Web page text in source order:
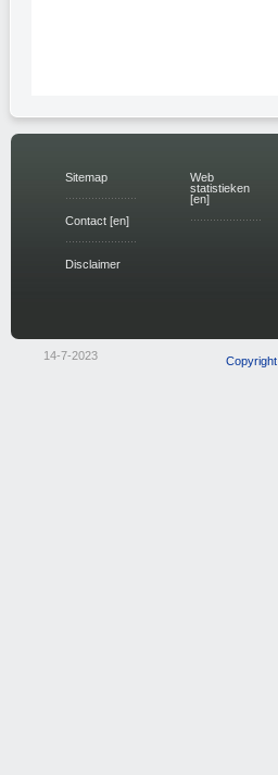
Sitemap
Contact [en]
Disclaimer
Web
statistieken
[en]
14-7-2023 Copyright